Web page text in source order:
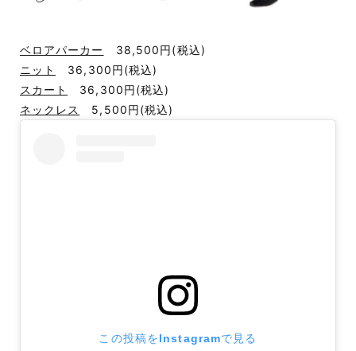
ベロアパーカー 38,500円(税込)
ニット
36,300円(税込)
スカート
36,300円(税込)
ネックレス
5,500円(税込)
この投稿をInstagramで見る